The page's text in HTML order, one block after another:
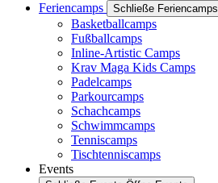
Feriencamps
Schließe Feriencamps
Basketballcamps
Fußballcamps
Inline-Artistic Camps
Krav Maga Kids Camps
Padelcamps
Parkourcamps
Schachcamps
Schwimmcamps
Tenniscamps
Tischtenniscamps
Events